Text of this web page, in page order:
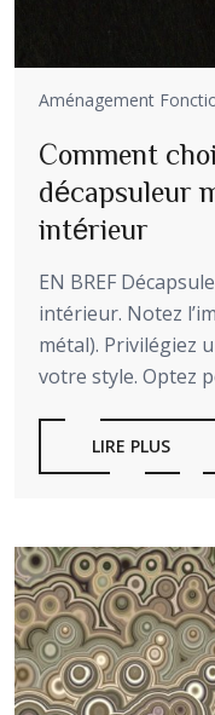
Aménagement
Comment
décapsuleur
intérieur
EN BREF
intérieur. Notez
métal). Privilégiez
votre style. Optez
LIRE PLUS